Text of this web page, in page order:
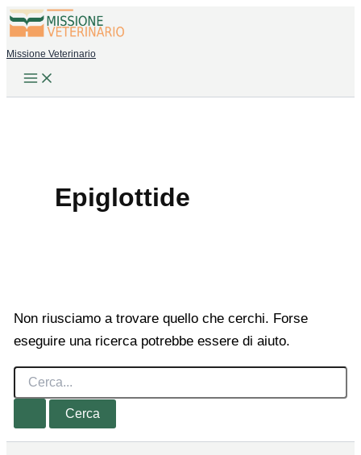
Vai
al
contenuto
Missione Veterinario
Epiglottide
Non riusciamo a trovare quello che cerchi. Forse
eseguire una ricerca potrebbe essere di aiuto.
Cerca: